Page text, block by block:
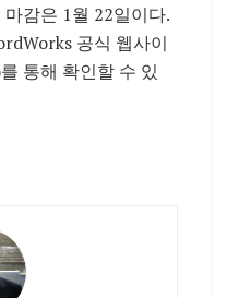
감은 1월 22일이다.
공식 웹사이
통해 확인할 수 있